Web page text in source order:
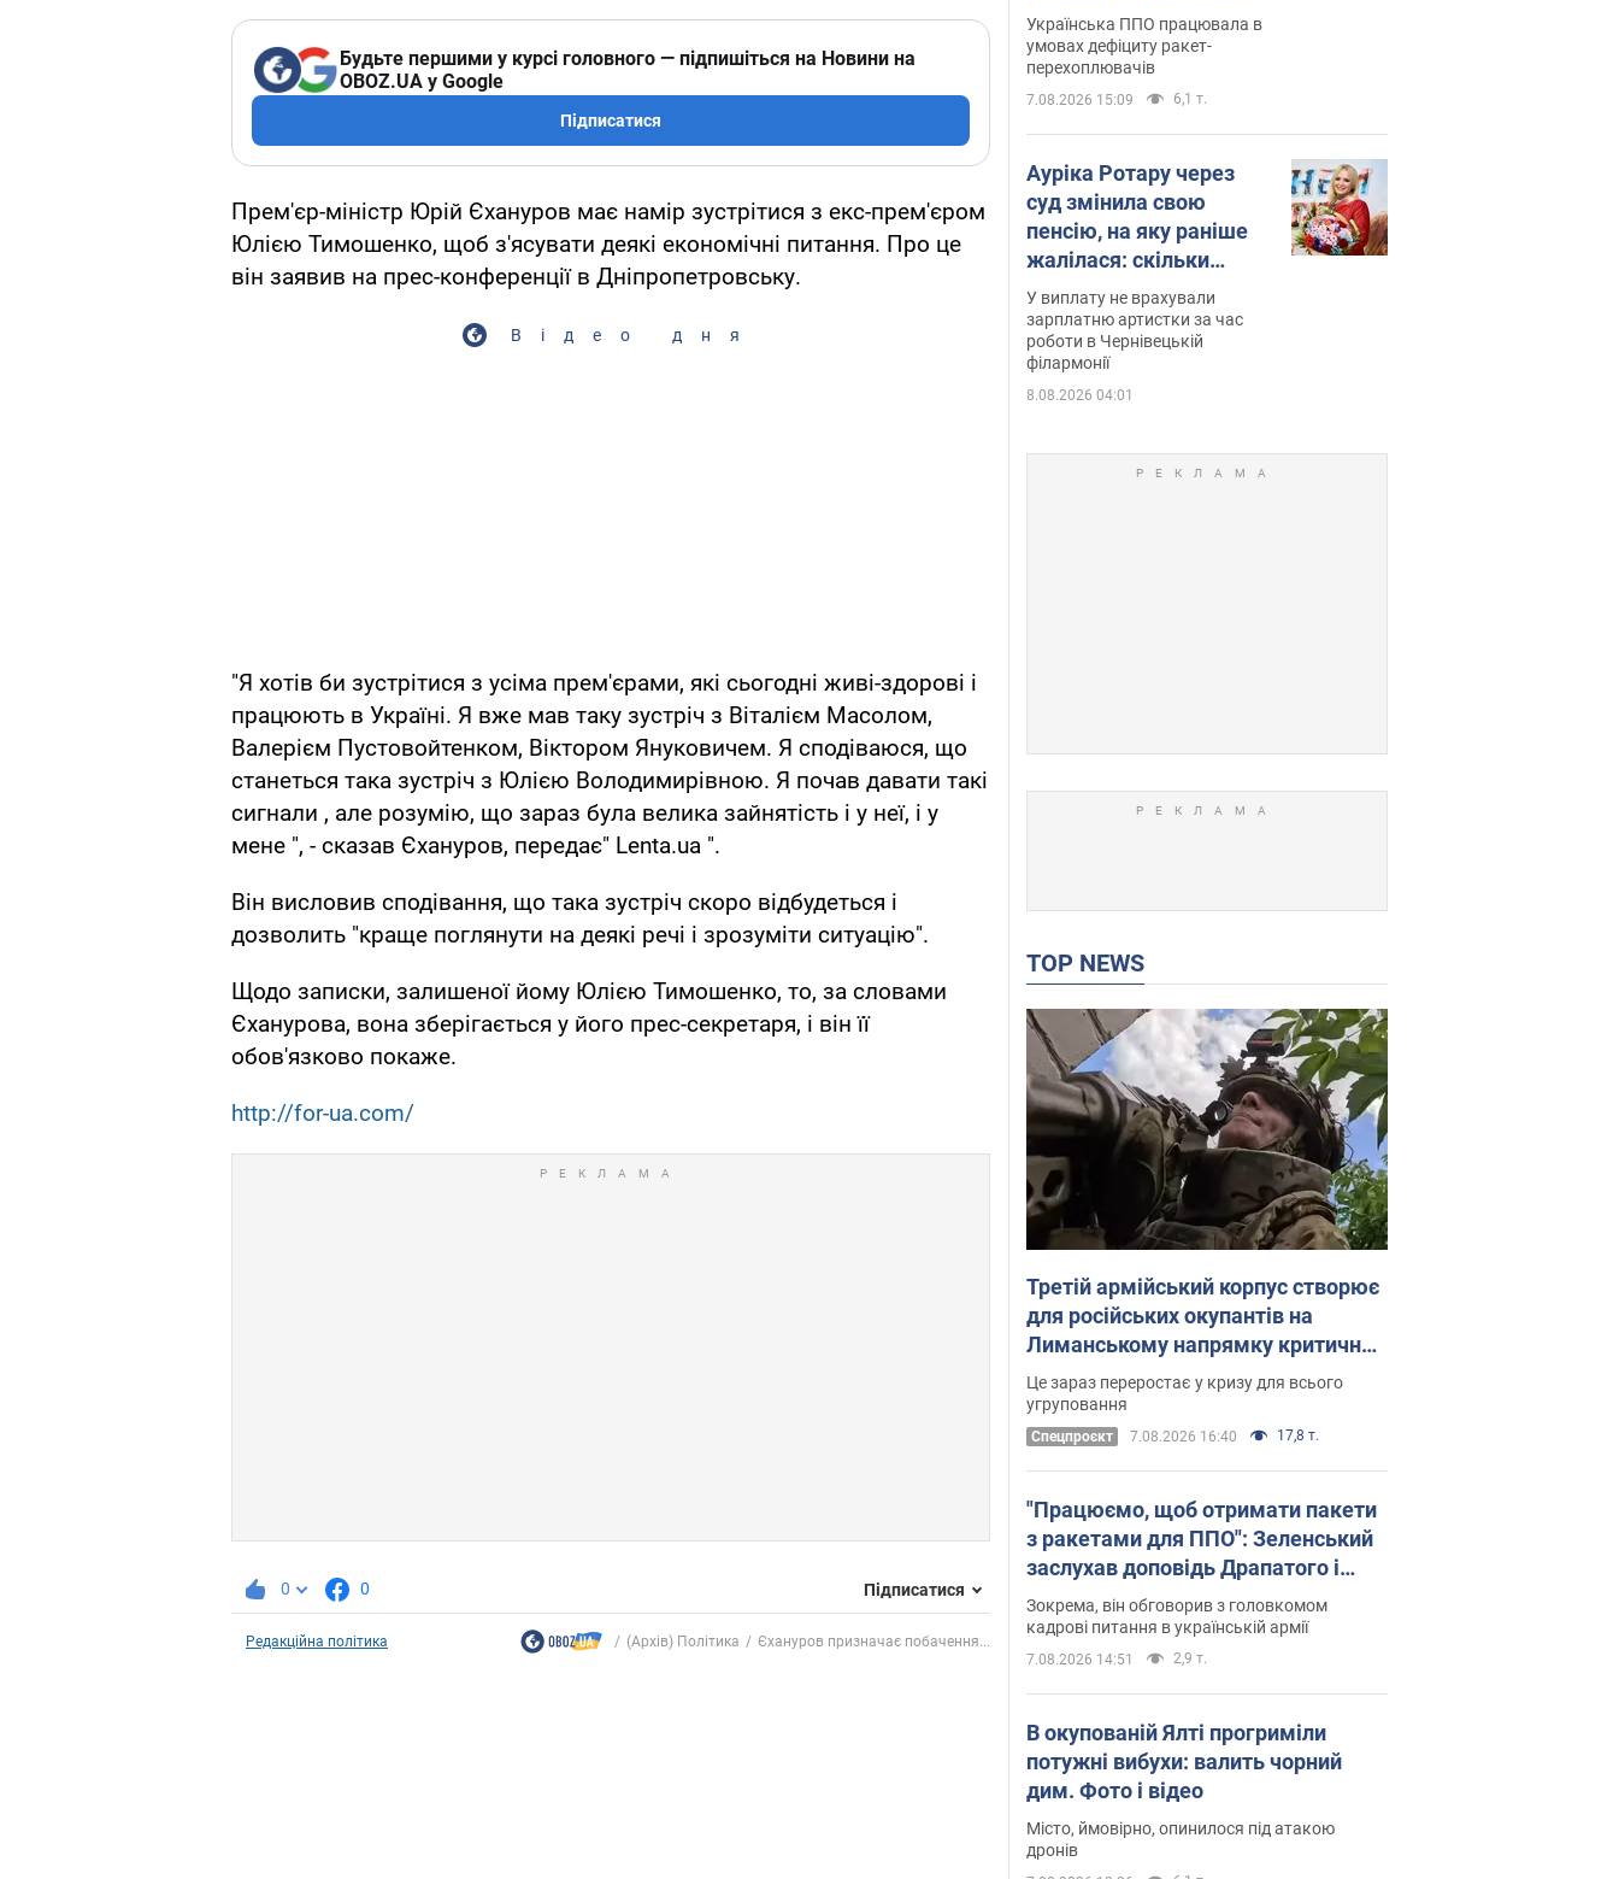
Будьте першими у курсі головного — підпишіться на Новини на
OBOZ.UA у Google
Підписатися
Прем'єр-міністр Юрій Єхануров має намір зустрітися з екс-прем'єром
Юлією Тимошенко, щоб з'ясувати деякі економічні питання. Про це
він заявив на прес-конференції в Дніпропетровську.
Відео дня
"Я хотів би зустрітися з усіма прем'єрами, які сьогодні живі-здорові і
працюють в Україні. Я вже мав таку зустріч з Віталієм Масолом,
Валерієм Пустовойтенком, Віктором Януковичем. Я сподіваюся, що
станеться така зустріч з Юлією Володимирівною. Я почав давати такі
сигнали , але розумію, що зараз була велика зайнятість і у неї, і у
мене ", - сказав Єхануров, передає" Lenta.ua ".
Він висловив сподівання, що така зустріч скоро відбудеться і
дозволить "краще поглянути на деякі речі і зрозуміти ситуацію".
Щодо записки, залишеної йому Юлією Тимошенко, то, за словами
Єханурова, вона зберігається у його прес-секретаря, і він її
обов'язково покаже.
http://for-ua.com/
0 0 Підписатися
Редакційна політика (Архів) Політика Єхануров призначає побачення...
цифру
Українська ППО працювала в
умовах дефіциту ракет-
перехоплювачів
7.08.2026 15:09 6,1 т.
Ауріка Ротару через
суд змінила свою
пенсію, на яку раніше
жалілася: скільки
отримувала співачка
У виплату не врахували
зарплатню артистки за час
роботи в Чернівецькій
філармонії
8.08.2026 04:01
TOP NEWS
Третій армійський корпус створює
для російських окупантів на
Лиманському напрямку критичний
дискомфорт: як це вдалося
Це зараз переростає у кризу для всього
угруповання
Cпецпроєкт 7.08.2026 16:40 17,8 т.
"Працюємо, щоб отримати пакети
з ракетами для ППО": Зеленський
заслухав доповідь Драпатого і
анонсував нові кроки
Зокрема, він обговорив з головкомом
кадрові питання в українській армії
7.08.2026 14:51 2,9 т.
В окупованій Ялті прогриміли
потужні вибухи: валить чорний
дим. Фото і відео
Місто, ймовірно, опинилося під атакою
дронів